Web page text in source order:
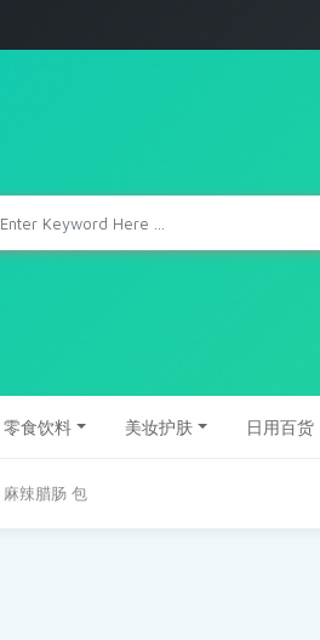
零食饮料 美妆护肤 日用百货
辣腊肠 包